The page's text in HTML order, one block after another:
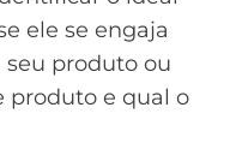
ele se engaja
seu produto ou
produto e qual o